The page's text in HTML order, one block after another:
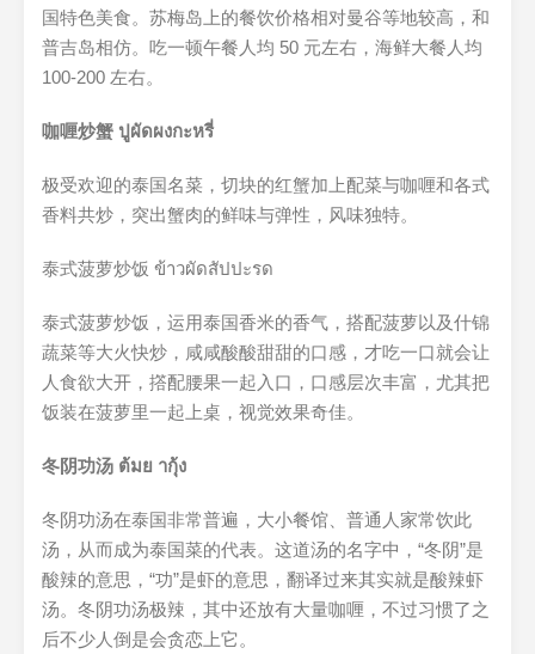
国特色美食。苏梅岛上的餐饮价格相对曼谷等地较高，和
普吉岛相仿。吃一顿午餐人均 50 元左右，海鲜大餐人均
100-200 左右。
咖喱炒蟹 ปูผัดผงกะหรี่
极受欢迎的泰国名菜，切块的红蟹加上配菜与咖喱和各式
香料共炒，突出蟹肉的鲜味与弹性，风味独特。
泰式菠萝炒饭 ข้าวผัดสัปปะรด
泰式菠萝炒饭，运用泰国香米的香气，搭配菠萝以及什锦
蔬菜等大火快炒，咸咸酸酸甜甜的口感，才吃一口就会让
人食欲大开，撘配腰果一起入口，口感层次丰富，尤其把
饭装在菠萝里一起上桌，视觉效果奇佳。
冬阴功汤 ต้มย ากุ้ง
冬阴功汤在泰国非常普遍，大小餐馆、普通人家常饮此
汤，从而成为泰国菜的代表。这道汤的名字中，“冬阴”是
酸辣的意思，“功”是虾的意思，翻译过来其实就是酸辣虾
汤。冬阴功汤极辣，其中还放有大量咖喱，不过习惯了之
后不少人倒是会贪恋上它。